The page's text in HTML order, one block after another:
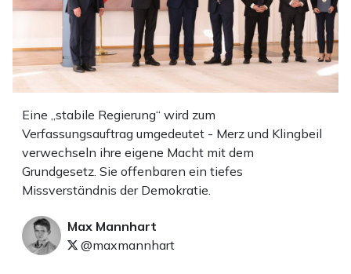
Eine „stabile Regierung“ wird zum
Verfassungsauftrag umgedeutet - Merz und Klingbeil
verwechseln ihre eigene Macht mit dem
Grundgesetz. Sie offenbaren ein tiefes
Missverständnis der Demokratie.
Max Mannhart
@maxmannhart